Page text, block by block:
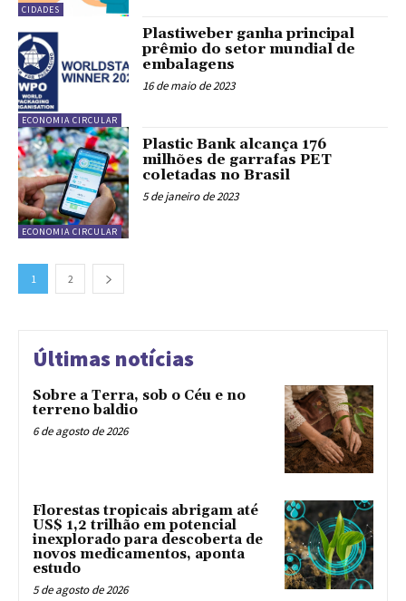
CIDADES
ECONOMIA CIRCULAR
Plastiweber ganha principal
prêmio do setor mundial de
embalagens
16 de maio de 2023
ECONOMIA CIRCULAR
Plastic Bank alcança 176
milhões de garrafas PET
coletadas no Brasil
5 de janeiro de 2023
1 2
Últimas notícias
Sobre a Terra, sob o Céu e no
terreno baldio
6 de agosto de 2026
Florestas tropicais abrigam até
US$ 1,2 trilhão em potencial
inexplorado para descoberta de
novos medicamentos, aponta
estudo
5 de agosto de 2026